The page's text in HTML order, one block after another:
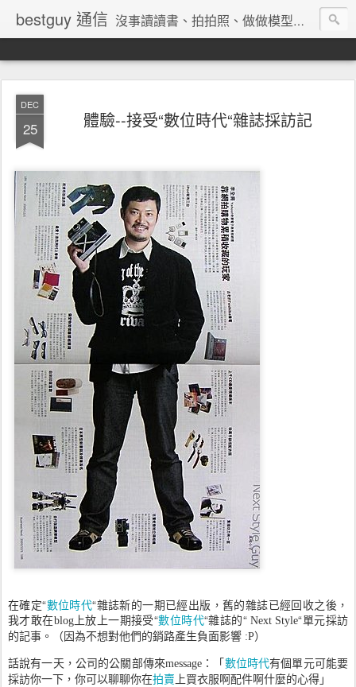
bestguy 通信 沒事讀讀書、拍拍照、做做模型、收集玩具與老相機的網路業老兵
DEC
25 體驗--接受“數位時代“雜誌採訪記
在確定“數位時代“雜誌新的一期已經出版，舊的雜誌已經回收之後，
我才敢在blog上放上一期接受“數位時代“雜誌的“Next Style“單元採訪
的記事。（因為不想對他們的銷路產生負面影響 :P）
話說有一天，公司的公關部傳來message ： 「數位時代有個單元可能要
採訪你一下，你可以聊聊你在拍賣 上買衣服啊配件啊什麼的心得」